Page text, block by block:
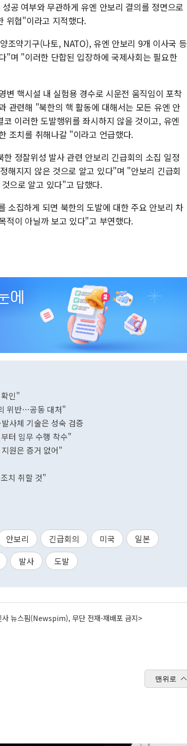
공 여부와 무관하게 유엔 안보리 결의를 정면으로
위협"이라고 지적했다.
조약기구(나토, NATO), 유엔 안보리 9개 이사국 등
"며 "이러한 단합된 입장하에 국제사회는 필요한
변 핵시설 내 실험용 경수로 시운전 움직임이 포착
관련해 "북한의 핵 활동에 대해서는 모든 유엔 안
이러한 도발행위를 좌시하지 않을 것이고, 유엔
조치를 취해나갈 "이라고 언급했다.
정찰위성 발사 관련 안보리 긴급회의 소집 일정
해지지 않은 것으로 알고 있다"며 "안보리 긴급회
으로 알고 있다"고 답했다.
소집하게 되면 북한의 도발에 대한 주요 안보리 차
적이 아닐까 보고 있다"고 부연했다.
인"
위반…공동 대처"
사체 기술은 성숙 검증
터 임무 수행 착수"
원은 증거 없어"
치 취할 것"
안보리 긴급회의 미국
일본
발사 도발
사 뉴스핌(Newspim), 무단 전재-재배포 금지>
맨위로